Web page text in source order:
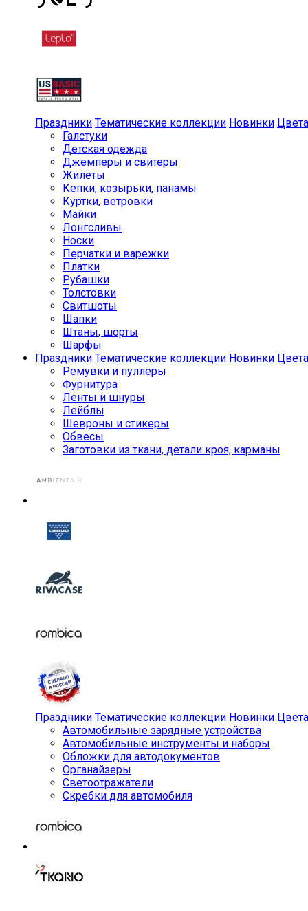
Праздники Тематические коллекции Новинки Цвета
Галстуки
Детская одежда
Джемперы и свитеры
Жилеты
Кепки, козырьки, панамы
Куртки, ветровки
Майки
Лонгсливы
Носки
Перчатки и варежки
Платки
Рубашки
Толстовки
Свитшоты
Шапки
Штаны, шорты
Шарфы
Праздники Тематические коллекции Новинки Цвета
Ремувки и пуллеры
Фурнитура
Ленты и шнуры
Лейблы
Шевроны и стикеры
Обвесы
Заготовки из ткани, детали кроя, карманы
Праздники Тематические коллекции Новинки Цвета
Автомобильные зарядные устройства
Автомобильные инструменты и наборы
Обложки для автодокументов
Органайзеры
Светоотражатели
Скребки для автомобиля